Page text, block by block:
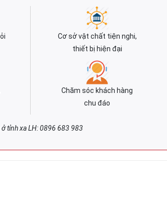
Cơ sở vật chất tiện nghi,
thiết bị hiện đại
Chăm sóc khách hàng
chu đáo
tỉnh xa LH: 0896 683 983